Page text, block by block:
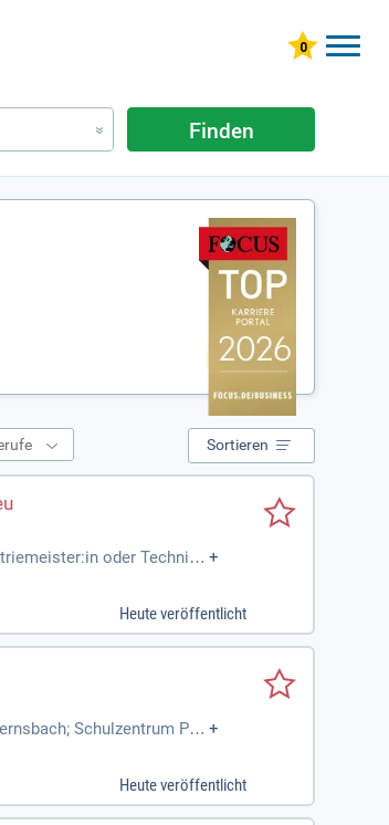
» Finden
Sortieren
oder Technike +
Heute veröffentlicht
Schulzentrum Pap +
Heute veröffentlicht